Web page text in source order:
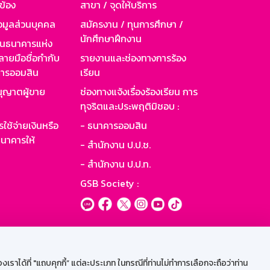
ได้ที่ "แถบคุกกี้” แต่ละประเภท ในกรณีที่ท่านไม่ทำการเลือกจะถือว่าท่าน
อง
มูลส่วนบุคคล
นาคารแห่ง
ายมือชื่อกำกับ
รออมสิน
ญาตผู้ขาย
ช้จ่ายเงินหรือ
คารให้
สาขา / จุดให้บริการ
สมัครงาน / ทุนการศึกษา /
นักศึกษาฝึกงาน
รายงานและช่องทางการร้อง
เรียน
ช่องทางแจ้งเรื่องร้องเรียน การ
ทุจริตและประพฤติมิชอบ :
- ธนาคารออมสิน
- สำนักงาน ป.ป.ช.
- สำนักงาน ป.ป.ท.
GSB Society :